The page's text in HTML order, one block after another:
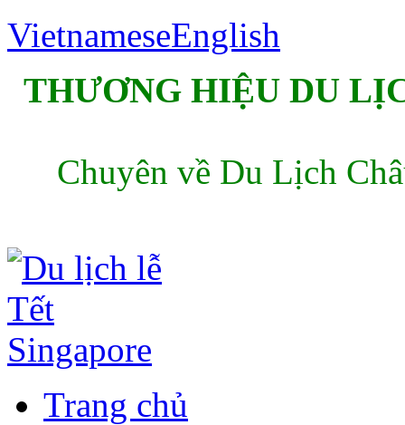
VietnameseEnglish
THƯƠNG HIỆU DU
Chuyên về Du Lịch
Trang chủ